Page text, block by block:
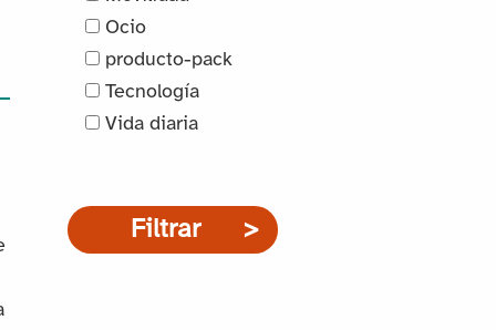
Ocio
producto-pack
Tecnología
Vida diaria
Filtrar